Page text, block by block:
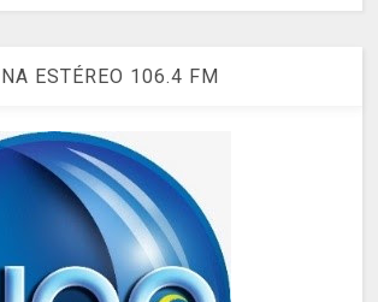
ESTÉREO 106.4 FM